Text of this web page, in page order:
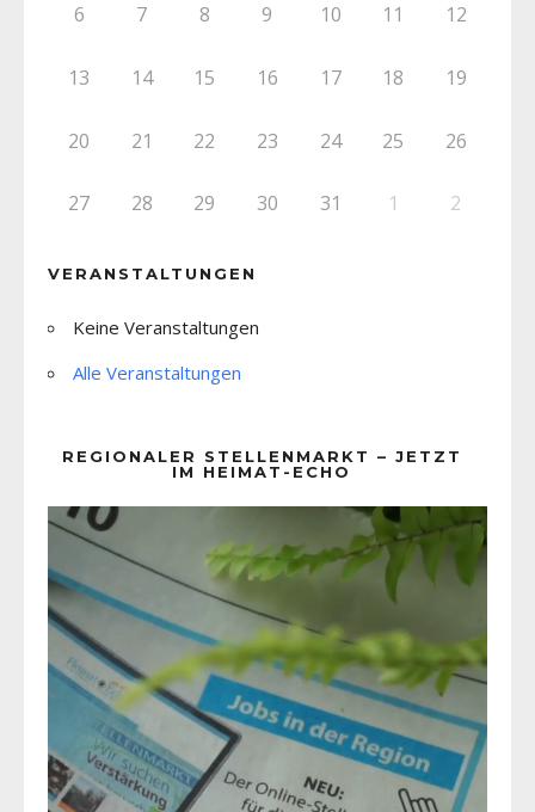
6 7 8 9 10 11 12
13 14 15 16 17 18 19
20 21 22 23 24 25 26
27 28 29 30 31 1 2
VERANSTALTUNGEN
Keine Veranstaltungen
Alle Veranstaltungen
REGIONALER STELLENMARKT – JETZT
IM HEIMAT-ECHO
Player